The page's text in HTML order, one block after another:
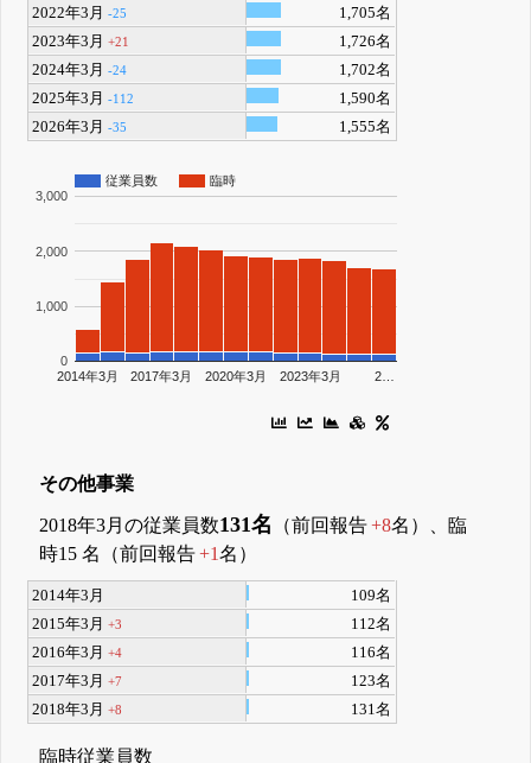
2022年3月-25
1,705名
2023年3月+21
1,726名
2024年3月-24
1,702名
2025年3月-112
1,590名
2026年3月-35 1,555名
従業員数 臨時
2014年3月 2017年3月 2020年3月 2023年3月 2…
0
1,000
2,000
3,000
その他事業
2018年3月の従業員数131名 （前回報告+8名）、臨
時15 名（前回報告+1名）
2014年3月
109名
2015年3月+3
112名
2016年3月+4
116名
2017年3月+7
123名
2018年3月+8 131名
臨時従業員数